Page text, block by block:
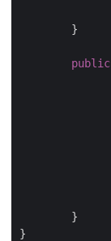
public
}